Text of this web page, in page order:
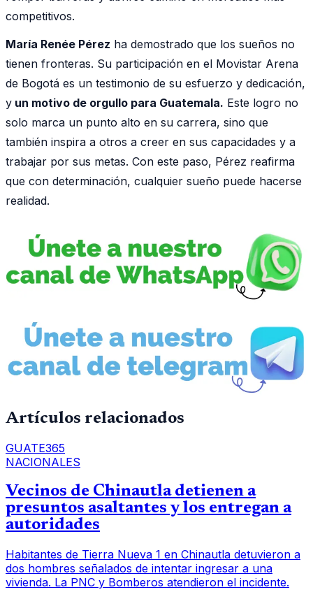
competitivos.
María Renée Pérez ha demostrado que los sueños no
tienen fronteras. Su participación en el Movistar Arena
de Bogotá es un testimonio de su esfuerzo y dedicación,
y un motivo de orgullo para Guatemala. Este logro no
solo marca un punto alto en su carrera, sino que
también inspira a otros a creer en sus capacidades y a
trabajar por sus metas. Con este paso, Pérez reafirma
que con determinación, cualquier sueño puede hacerse
realidad.
Artículos relacionados
GUATE365
NACIONALES
Vecinos de Chinautla detienen a
presuntos asaltantes y los entregan a
autoridades
Habitantes de Tierra Nueva 1 en Chinautla detuvieron a
dos hombres señalados de intentar ingresar a una
vivienda. La PNC y Bomberos atendieron el incidente.